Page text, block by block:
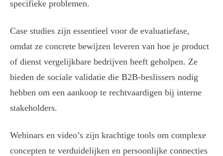
specifieke problemen.
Case studies zijn essentieel voor de evaluatiefase,
omdat ze concrete bewijzen leveren van hoe je product
of dienst vergelijkbare bedrijven heeft geholpen. Ze
bieden de sociale validatie die B2B-beslissers nodig
hebben om een aankoop te rechtvaardigen bij interne
stakeholders.
Webinars en video’s zijn krachtige tools om complexe
concepten te verduidelijken en persoonlijke connecties